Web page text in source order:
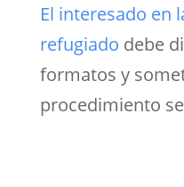
El interesado en
refugiado debe
formatos y
procedimiento